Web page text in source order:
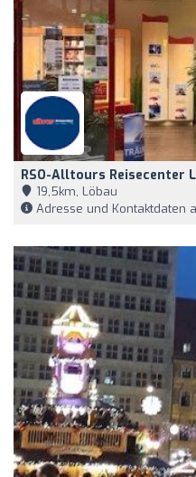
RSO-Alltours Reisecenter
19,5km, Löbau
Adresse und Kontaktdaten